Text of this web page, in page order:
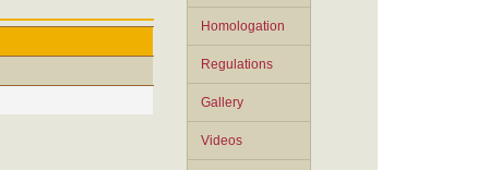
Homologation
Regulations
Gallery
Videos